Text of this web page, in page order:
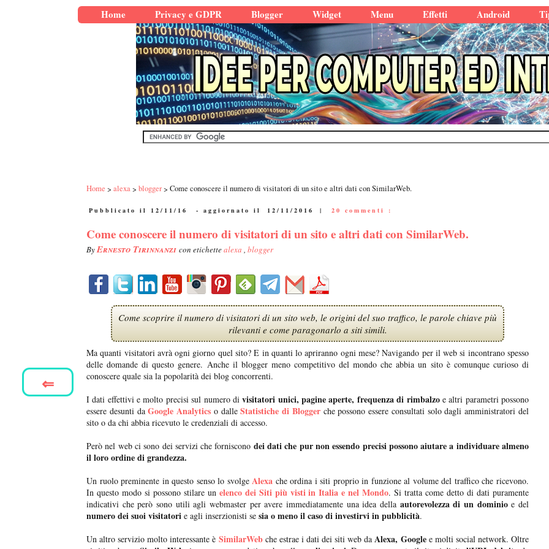
Home Privacy e GDPR Blogger Widget Menu Effetti Android
Home alexa blogger Come conoscere il numero di visitatori di un sito e altri dati con SimilarWeb.
Pubblicato il 12/11/16 - aggiornato il 12/11/2016 | 20 commenti :
Come conoscere il numero di visitatori di un sito e altri dati con SimilarWeb.
ByErnesto Tirinnanzi con etichettealexa , blogger
Come scoprire il numero di visitatori di un sito web, le origini del suo traffico, le parole chiave più
rilevanti e come paragonarlo a siti simili.
Ma quanti visitatori avrà ogni giorno quel sito? E in quanti lo apriranno ogni mese? Navigando per il web si incontrano spesso
delle domande di questo genere. Anche il blogger meno competitivo del mondo che abbia un sito è comunque curioso di
conoscere quale sia la popolarità dei blog concorrenti.
I dati effettivi e molto precisi sul numero divisitatori unici, pagine aperte, frequenza di rimbalzoe altri parametri possono
essere desunti daGoogle Analytics o dalleStatistiche di Bloggerche possono essere consultati solo dagli amministratori del
sito o da chi abbia ricevuto le credenziali di accesso.
Però nel web ci sono dei servizi che forniscono dei dati che pur non essendo precisi possono aiutare a individuare almeno
il loro ordine di grandezza.
Un ruolo preminente in questo senso lo svolge Alexa che ordina i siti proprio in funzione al volume del traffico che ricevono.
In questo modo si possono stilare un elenco dei Siti più visti in Italia e nel Mondo. Si tratta come detto di dati puramente
indicativi che però sono utili agli webmaster per avere immediatamente una idea della autorevolezza di un dominioe del
numero dei suoi visitatori e agli inserzionisti se sia o meno il caso di investirvi in pubblicità.
Un altro servizio molto interessante è SimilarWebche estrae i dati dei siti web da Alexa, Googlee molti social network. Oltre
⇐